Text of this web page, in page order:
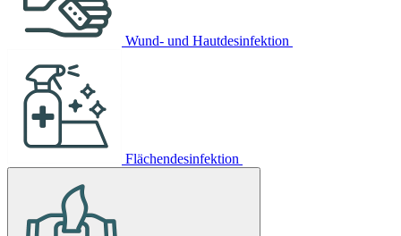
Wund- und Hautdesinfektion
Flächendesinfektion